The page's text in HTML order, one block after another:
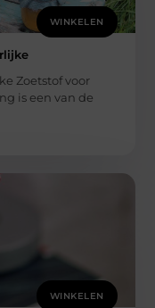
WINKELEN
Zoetstof voor
is een van de
WINKELEN